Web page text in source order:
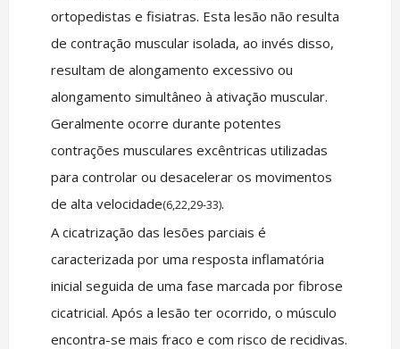
ortopedistas e fisiatras. Esta lesão não resulta
de contração muscular isolada, ao invés disso,
resultam de alongamento excessivo ou
alongamento simultâneo à ativação muscular.
Geralmente ocorre durante potentes
contrações musculares excêntricas utilizadas
para controlar ou desacelerar os movimentos
de alta velocidade(6,22,29-33).
A cicatrização das lesões parciais é
caracterizada por uma resposta inflamatória
inicial seguida de uma fase marcada por fibrose
cicatricial. Após a lesão ter ocorrido, o músculo
encontra-se mais fraco e com risco de recidivas.